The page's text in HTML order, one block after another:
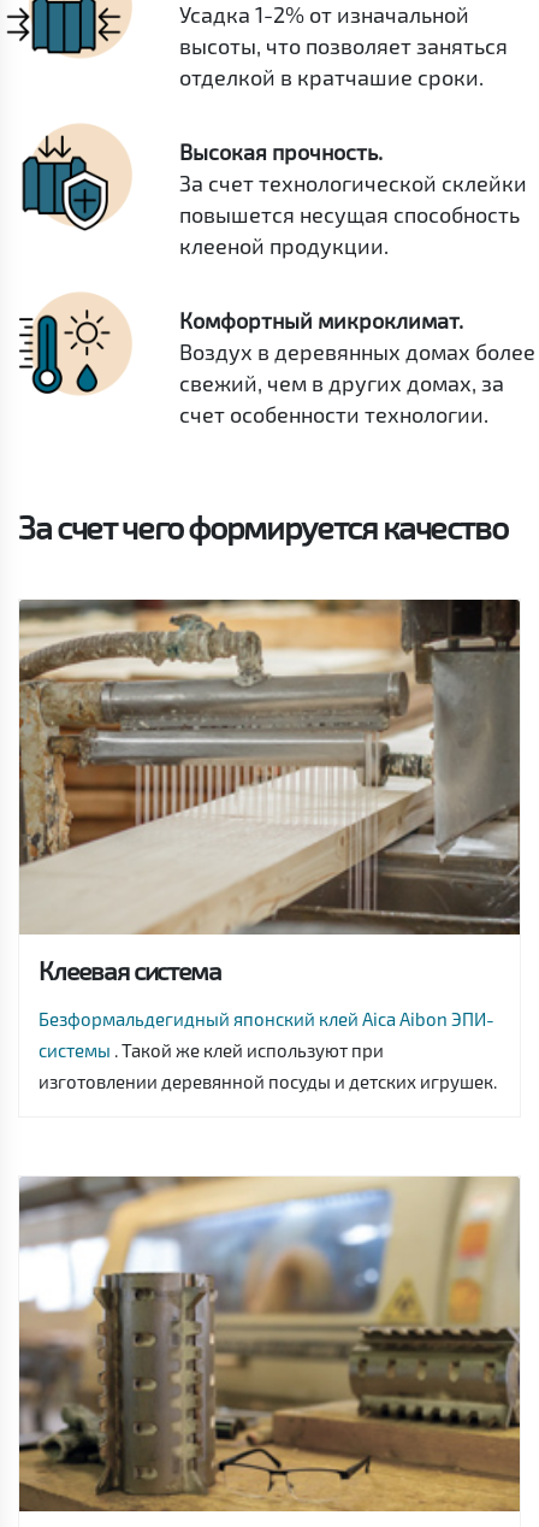
Усадка 1-2% от изначальной
высоты, что позволяет заняться
отделкой в кратчашие сроки.
Высокая прочность.
За счет технологической склейки
повышется несущая способность
клееной продукции.
Комфортный микроклимат.
Воздух в деревянных домах более
свежий, чем в других домах, за
счет особенности технологии.
За счет чего формируется качество
Клеевая система
Безформальдегидный японский клей Aica Aibon ЭПИ-
системы . Такой же клей используют при
изготовлении деревянной посуды и детских игрушек.